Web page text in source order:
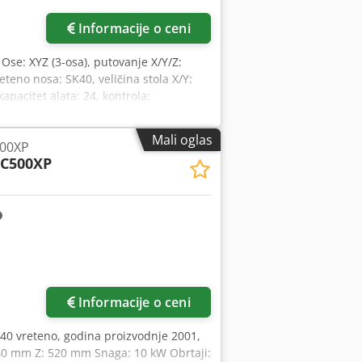
13 kW Broj obrtaja: 12000 o/min
Vreme zamene alata: 5,2 sekundi
Automatsko centralno
Heidenhain iTNC 530
Pneumatika: pritisak vazduha 5,5
9150 h Mašina je uglavnom
u veoma dobrom stanju.
stezna glava za elastične čaure OZ
25 1x prihvat za nož Chedpfjzbqx
Informacije o ceni
XYZ (3-osa), putovanje X/Y/Z:
nosa: SK40, veličina stola X/Y:
alata: 24, kontrola:
težina: oko 5000kg. Codpstufb Iefx
Mali oglas
Informacije o ceni
vreteno, godina proizvodnje 2001,
mm Z: 520 mm Snaga: 10 kW Obrtaji: